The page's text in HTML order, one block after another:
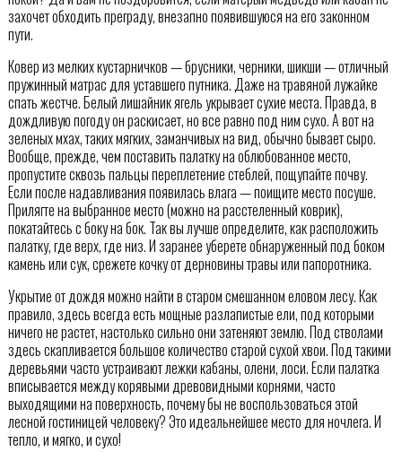
захочет обходить преграду, внезапно появившуюся на его законном
пути.
Ковер из мелких кустарничков — брусники, черники, шикши — отличный
пружинный матрас для уставшего путника. Даже на травяной лужайке
спать жестче. Белый лишайник ягель укрывает сухие места. Правда, в
дождливую погоду он раскисает, но все равно под ним сухо. А вот на
зеленых мхах, таких мягких, заманчивых на вид, обычно бывает сыро.
Вообще, прежде, чем поставить палатку на облюбованное место,
пропустите сквозь пальцы переплетение стеблей, пощупайте почву.
Если после надавливания появилась влага — поищите место посуше.
Прилягте на выбранное место (можно на расстеленный коврик),
покатайтесь с боку на бок. Так вы лучше определите, как расположить
палатку, где верх, где низ. И заранее уберете обнаруженный под боком
камень или сук, срежете кочку от дерновины травы или папоротника.
Укрытие от дождя можно найти в старом смешанном еловом лесу. Как
правило, здесь всегда есть мощные разлапистые ели, под которыми
ничего не растет, настолько сильно они затеняют землю. Под стволами
здесь скапливается большое количество старой сухой хвои. Под такими
деревьями часто устраивают лежки кабаны, олени, лоси. Если палатка
вписывается между корявыми древовидными корнями, часто
выходящими на поверхность, почему бы не воспользоваться этой
лесной гостиницей человеку? Это идеальнейшее место для ночлега. И
тепло, и мягко, и сухо!